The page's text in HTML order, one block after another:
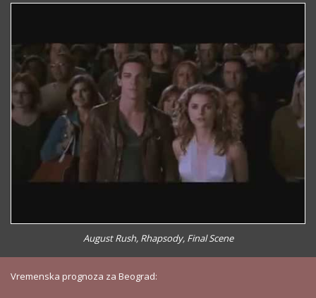
August Rush, Rhapsody, Final Scene
Vremenska prognoza za Beograd: